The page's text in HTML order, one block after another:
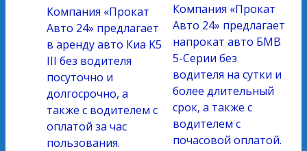
Компания «Прокат
Авто 24» предлагает
в аренду авто Киа K5
III без водителя
посуточно и
долгосрочно, а
также с водителем с
оплатой за час
пользования.
Компания «Прокат
Авто 24» предлагает
напрокат авто БМВ
5-Серии без
водителя на сутки и
более длительный
срок, а также с
водителем с
почасовой оплатой.